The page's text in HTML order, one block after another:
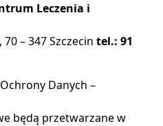
Leczenia i
70 – 347 Szczecin tel.: 91
Danych –
będą przetwarzane w